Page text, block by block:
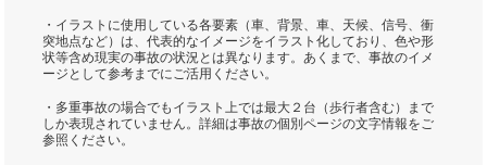
・イラストに使用している各要素（車、背景、車、天候、信号、衝
突地点など）は、代表的なイメージをイラスト化しており、色や形
状等含め現実の事故の状況とは異なります。あくまで、事故のイメ
ージとして参考までにご活用ください。
・多重事故の場合でもイラスト上では最大２台（歩行者含む）まで
しか表現されていません。詳細は事故の個別ページの文字情報をご
参照ください。